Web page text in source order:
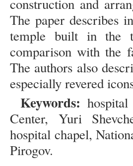
construction and
The paper describes
temple built in the
comparison with the
The authors also
especially revered
Keywords:
Center, Yuri
hospital chapel,
Pirogov.